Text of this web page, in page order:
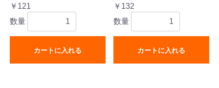
￥121
数量
カートに入れる
￥132
数量
カートに入れる